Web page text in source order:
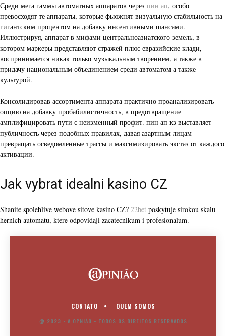
Среди мега гаммы автоматных аппаратов через пин ап, особо
превосходят те аппараты, которые фьюжнят визуальную стабильность на
гигантским процентом на добавку инсентивными шансами.
Иллюстрируя, аппарат в мифами центральноазиатского земель, в
котором маркеры представляют стражей плюс евразийские клади,
воспринимается никак только музыкальным творением, а также в
придачу национальным объединением среди автоматом а также
культурой.
Консолидировав ассортимента аппарата практично проанализировать
опцию на добавку пробабилистичность, в предотвращение
амплифицировать пути с неизменный профит. пин ап кз выставляет
публичность через подобных правилах, давая азартным лицам
превращать осведомленные трассы и максимизировать экстаз от каждого
активации.
Jak vybrat idealni kasino CZ
Shanite spolehlive webove sitove kasino CZ? 22bet poskytuje sirokou skalu
hernich automatu, ktere odpovidaji zacatecnikum i profesionalum.
CONTATO QUEM SOMOS
@ 2023 - A OPNIÃO - TODOS OS DIREITOS RESERVADOS